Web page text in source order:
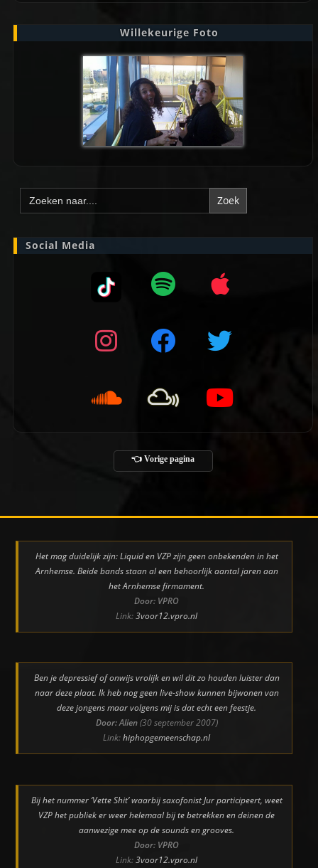
Willekeurige Foto
Zoek
naar:
Social Media
👈 Vorige pagina
Het mag duidelijk zijn: Liquid en VZP zijn geen onbekenden in het
Arnhemse. Beide bands staan al een behoorlijk aantal jaren aan
het Arnhemse firmament.
Door: VPRO
Link:3voor12.vpro.nl
Ben je depressief of onwijs vrolijk en wil dit zo houden luister dan
naar deze plaat. Ik heb nog geen live-show kunnen bijwonen van
deze jongens maar volgens mij is dat echt een feestje.
Door: Alien(30 september 2007)
Link:hiphopgemeenschap.nl
Bij het nummer ‘Vette Shit’ waarbij saxofonist Jur participeert, weet
VZP het publiek er weer helemaal bij te betrekken en deinen de
aanwezige mee op de sounds en grooves.
Door: VPRO
Link:3voor12.vpro.nl